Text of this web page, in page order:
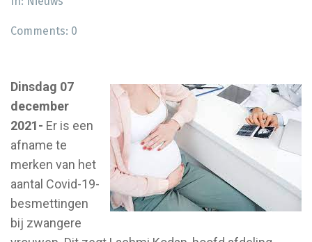
Comments: 0
Dinsdag 07
december
2021- Er is een
afname te
merken van het
aantal Covid-19-
besmettingen
bij zwangere